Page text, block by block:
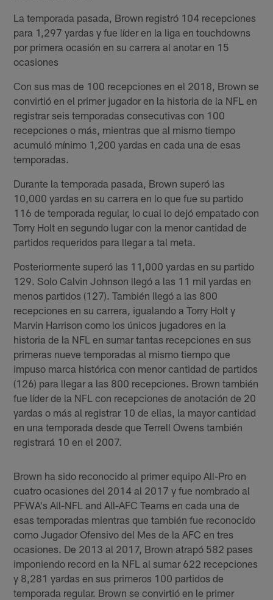
La temporada pasada, Brown registró 104 recepciones
para 1,297 yardas y fue líder en la liga en touchdowns
por primera ocasión en su carrera al anotar en 15
ocasiones
Con sus mas de 100 recepciones en el 2018, Brown se
convirtió en el primer jugador en la historia de la NFL en
registrar seis temporadas consecutivas con 100
recepciones o más, mientras que al mismo tiempo
acumuló mínimo 1,200 yardas en cada una de esas
temporadas.
Durante la temporada pasada, Brown superó las
10,000 yardas en su carrera en lo que fue su partido
116 de temporada regular, lo cual lo dejó empatado con
Torry Holt en segundo lugar con la menor cantidad de
partidos requeridos para llegar a tal meta.
Posteriormente superó las 11,000 yardas en su partido
129. Solo Calvin Johnson llegó a las 11 mil yardas en
menos partidos (127). También llegó a las 800
recepciones en su carrera, igualando a Torry Holt y
Marvin Harrison como los únicos jugadores en la
historia de la NFL en sumar tantas recepciones en sus
primeras nueve temporadas al mismo tiempo que
impuso marca histórica con menor cantidad de partidos
(126) para llegar a las 800 recepciones. Brown también
fue líder de la NFL con recepciones de anotación de 20
yardas o más al registrar 10 de ellas, la mayor cantidad
en una temporada desde que Terrell Owens también
registrará 10 en el 2007.
Brown ha sido reconocido al primer equipo All-Pro en
cuatro ocasiones del 2014 al 2017 y fue nombrado al
PFWA's All-NFL and All-AFC Teams en cada una de
esas temporadas mientras que también fue reconocido
como Jugador Ofensivo del Mes de la AFC en tres
ocasiones. De 2013 al 2017, Brown atrapó 582 pases
imponiendo record en la NFL al sumar 622 recepciones
y 8,281 yardas en sus primeros 100 partidos de
temporada regular. Brown se convirtió en le primer